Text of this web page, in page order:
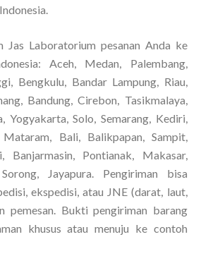
Jas Laboratorium pesanan Anda ke
Aceh, Medan, Palembang,
Bengkulu, Bandar Lampung, Riau,
Bandung, Cirebon, Tasikmalaya,
Yogyakarta, Solo, Semarang, Kediri,
Bali, Balikpapan, Sampit,
Banjarmasin, Pontianak, Makasar,
Jayapura. Pengiriman bisa
ekspedisi, atau JNE (darat, laut,
pemesan. Bukti pengiriman barang
khusus atau menuju ke contoh